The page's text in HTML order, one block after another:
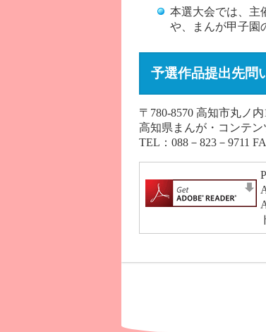
本選大会では、主
や、まんが甲子園
予選作品提出先問
〒780-8570 高知市丸ノ内
高知県まんが・コンテ
TEL：088－823－9711